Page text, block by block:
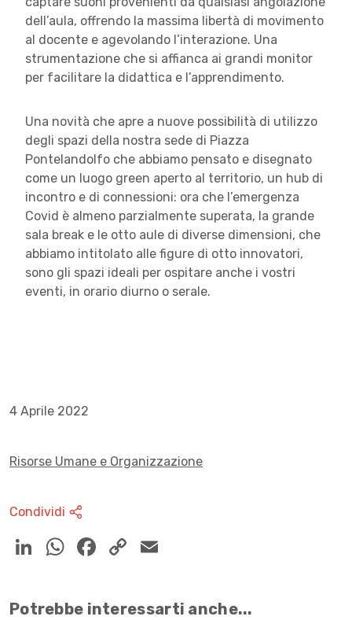
4 Aprile 2022
Risorse Umane e Organizzazione
Condividi
dell’aula, offrendo la massima libertà di movimento
al docente e agevolando l’interazione. Una
strumentazione che si affianca ai grandi monitor
per facilitare la didattica e l’apprendimento.
Una novità che apre a nuove possibilità di utilizzo
degli spazi della nostra sede di Piazza
Pontelandolfo che abbiamo pensato e disegnato
come un luogo green aperto al territorio, un hub di
incontro e di connessioni: ora che l’emergenza
Covid è almeno parzialmente superata, la grande
sala break e le otto aule di diverse dimensioni, che
abbiamo intitolato alle figure di otto innovatori,
sono gli spazi ideali per ospitare anche i vostri
eventi, in orario diurno o serale.
Potrebbe interessarti anche...